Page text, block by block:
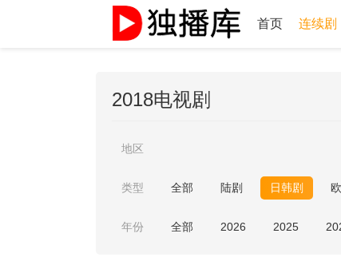
首页 连续剧
2018电视剧
地区
类型 全部 陆剧 日韩剧
年份 全部 2026 2025